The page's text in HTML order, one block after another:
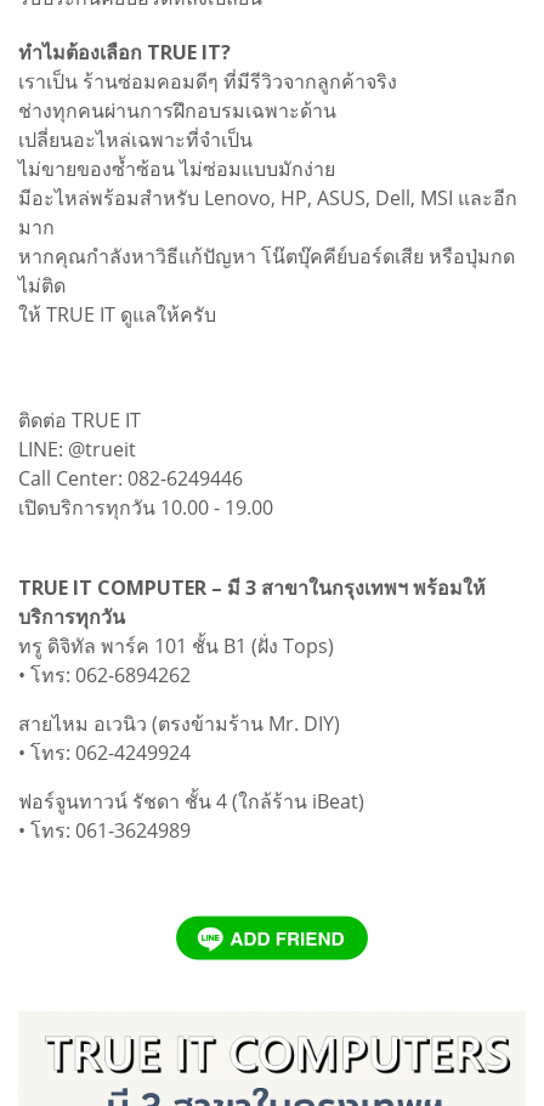
ทำไมต้องเลือก TRUE IT?
เราเป็น ร้านซ่อมคอมดีๆ ที่มีรีวิวจากลูกค้าจริง
ช่างทุกคนผ่านการฝึกอบรมเฉพาะด้าน
เปลี่ยนอะไหล่เฉพาะที่จำเป็น
ไม่ขายของซ้ำซ้อน ไม่ซ่อมแบบมักง่าย
มีอะไหล่พร้อมสำหรับ Lenovo, HP, ASUS, Dell, MSI และอีก
มาก
หากคุณกำลังหาวิธีแก้ปัญหา โน๊ตบุ๊คคีย์บอร์ดเสีย หรือปุ่มกด
ไม่ติด
ให้ TRUE IT ดูแลให้ครับ
ติดต่อ TRUE IT
LINE: @trueit
Call Center: 082-6249446
เปิดบริการทุกวัน 10.00 - 19.00
TRUE IT COMPUTER – มี 3 สาขาในกรุงเทพฯ พร้อมให้
บริการทุกวัน
ทรู ดิจิทัล พาร์ค 101 ชั้น B1 (ฝั่ง Tops)
• โทร: 062-6894262
สายไหม อเวนิว (ตรงข้ามร้าน Mr. DIY)
• โทร: 062-4249924
ฟอร์จูนทาวน์ รัชดา ชั้น 4 (ใกล้ร้าน iBeat)
• โทร: 061-3624989